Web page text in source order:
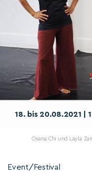
18. bis 20.08.2021 |
Oxana Chi und Layla
Event/Festival